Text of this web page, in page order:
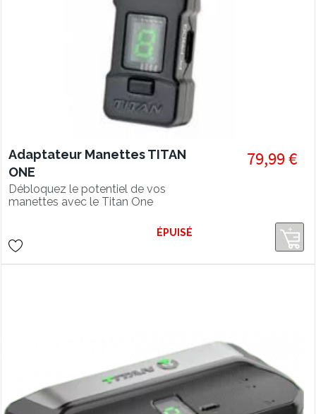
Adaptateur Manettes TITAN
ONE
Débloquez le potentiel de vos
manettes avec le Titan One
79,99 €
ÉPUISÉ